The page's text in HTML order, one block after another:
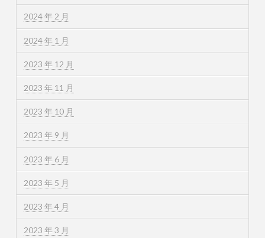
2024 年 2 月
2024 年 1 月
2023 年 12 月
2023 年 11 月
2023 年 10 月
2023 年 9 月
2023 年 6 月
2023 年 5 月
2023 年 4 月
2023 年 3 月